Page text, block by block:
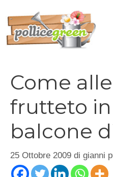
contenuto
Come
frutteto in
balcone
25 Ottobre 2009 di gianni